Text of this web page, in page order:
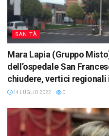
SANITÀ
Mara Lapia (Gruppo
dell’ospedale San
chiudere, vertici regionali
14 LUGLIO 2022 0